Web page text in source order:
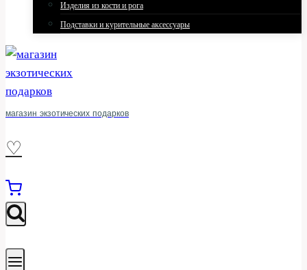
Изделия из кости и рога
Подставки и курительные аксессуары
магазин экзотических подарков
♡